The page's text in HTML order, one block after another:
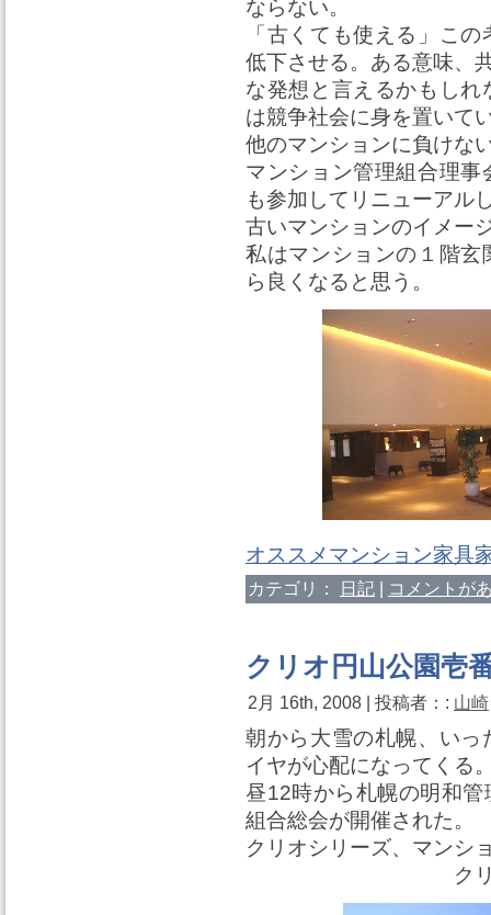
ならない。
「古くても使える」こ
低下させる。ある意味、
な発想と言えるかもし
は競争社会に身を置いて
他のマンションに負けな
マンション管理組合理
も参加してリニューアル
古いマンションのイメー
私はマンションの１階
ら良くなると思う。
オススメマンション家具
カテゴリ： 日記 コメントが
クリオ円山公園壱
2月 16th, 2008 | 投稿者：: 山崎
朝から大雪の札幌、い
イヤが心配になってくる
昼12時から札幌の明和
組合総会が開催された。
クリオシリーズ、マンシ
クリオ円山